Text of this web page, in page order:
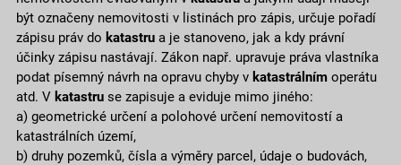
být označeny nemovitosti v listinách pro zápis, určuje pořadí
zápisu práv do katastrua je stanoveno, jak a kdy právní
účinky zápisu nastávají. Zákon např. upravuje práva vlastníka
podat písemný návrh na opravu chyby v katastrálnímoperátu
atd. V katastruse zapisuje a eviduje mimo jiného:
a) geometrické určení a polohové určení nemovitostí a
katastrálních území,
b) druhy pozemků, čísla a výměry parcel, údaje o budovách,